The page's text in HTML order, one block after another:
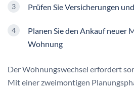
Prüfen Sie Versicherungen
Planen Sie den Ankauf neuer
Wohnung
Der Wohnungswechsel erfordert
Mit einer zweimontigen